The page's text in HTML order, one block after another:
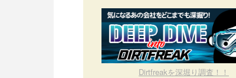
Dirtfreakを深堀り調査！！